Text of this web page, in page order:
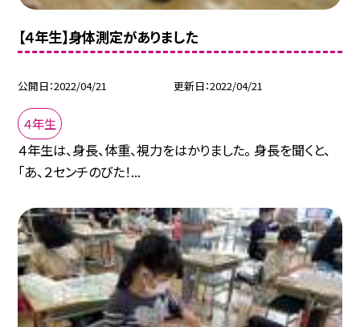
【４年生】身体測定がありました
公開日 2022/04/21 更新日 2022/04/21
４年生
４年生は、身長、体重、視力をはかりました。 身長を聞くと、
「あ、２センチのびた！...